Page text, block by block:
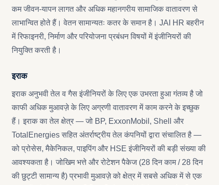
कम जीवन-यापन लागत और अधिक महानगरीय सामाजिक वातावरण से
लाभान्वित होते हैं। वेतन सामान्यतः कतर के समान है। JAI HR बहरीन
में रिफाइनरी, निर्माण और परियोजना प्रबंधन विषयों में इंजीनियरों की
नियुक्ति करती है।
इराक
इराक अनुभवी तेल व गैस इंजीनियरों के लिए एक उभरता हुआ गंतव्य है जो
काफी अधिक मुआवज़े के लिए अग्रणी वातावरण में काम करने के इच्छुक
हैं। इराक का तेल क्षेत्र — जो BP, ExxonMobil, Shell और
TotalEnergies सहित अंतर्राष्ट्रीय तेल कंपनियों द्वारा संचालित है —
को प्रोसेस, मैकेनिकल, पाइपिंग और HSE इंजीनियरों की बड़ी संख्या की
आवश्यकता है। जोखिम भत्ते और रोटेशन पैकेज (28 दिन काम / 28 दिन
की छुट्टी सामान्य है) प्रभावी मुआवज़े को क्षेत्र में सबसे अधिक में से एक